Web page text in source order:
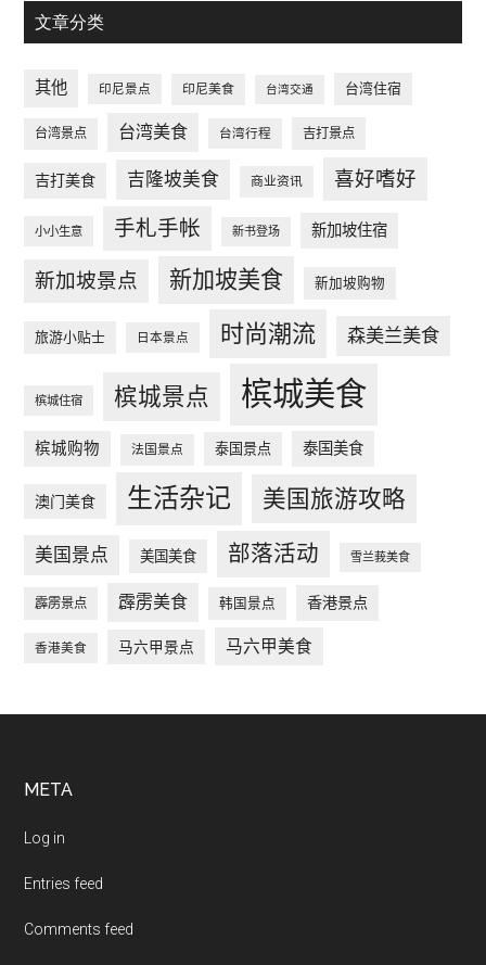
文章分类
其他 印尼景点 印尼美食 台湾交通 台湾住宿
台湾景点 台湾美食 台湾行程 吉打景点
吉打美食 吉隆坡美食 商业资讯 喜好嗜好
小小生意 手札手帐 新书登场 新加坡住宿
新加坡景点 新加坡美食 新加坡购物
旅游小贴士 日本景点 时尚潮流 森美兰美食
槟城住宿 槟城景点 槟城美食
槟城购物 法国景点 泰国景点 泰国美食
澳门美食 生活杂记 美国旅游攻略
美国景点 美国美食 部落活动 雪兰莪美食
霹雳景点 霹雳美食 韩国景点 香港景点
香港美食 马六甲景点 马六甲美食
Footer
META
Log in
Entries feed
Comments feed